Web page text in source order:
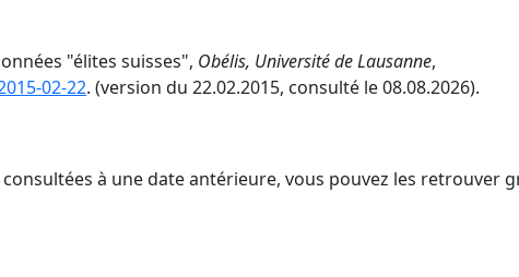
"élites suisses", Obélis, Université de Lausanne,
02-22. (version du 22.02.2015, consulté le 08.08.2026).
à une date antérieure, vous pouvez les retrouver